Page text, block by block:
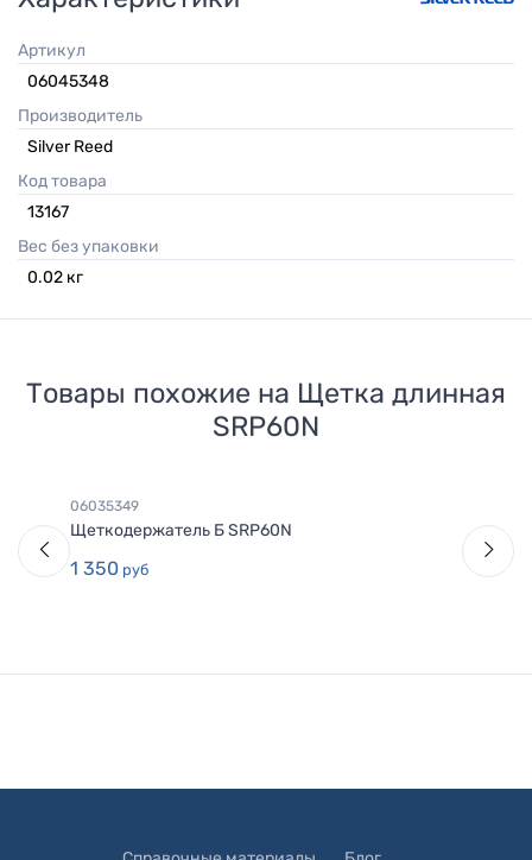
Артикул
06045348
Производитель
Silver Reed
Код товара
13167
Вес без упаковки
0.02 кг
Товары похожие на Щетка длинная
SRP60N
06035349
Щеткодержатель Б SRP60N
1 350 руб